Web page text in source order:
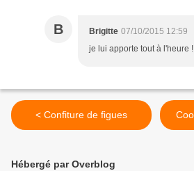
B Brigitte 07/10/2015 12:59
je lui apporte tout à l'heure !
< Confiture de figues
Hébergé par Overblog